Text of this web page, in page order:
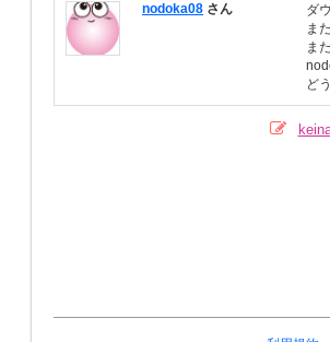
nodoka08 さん
ダ
ま
ま
ど